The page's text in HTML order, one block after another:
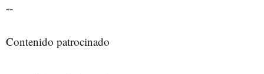
--
Contenido patrocinado